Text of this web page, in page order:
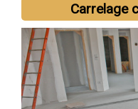
Carrelage